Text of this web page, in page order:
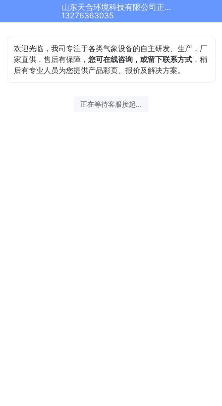
山东天合环境科技有限公司正在为您服务
13276363035
欢迎光临，我司专注于各类气象设备的自主研发、生产，厂
家直供，售后有保障，您可在线咨询，或留下联系方式 ，稍
后有专业人员为您提供产品彩页、报价及解决方案。
正在等待客服接起...